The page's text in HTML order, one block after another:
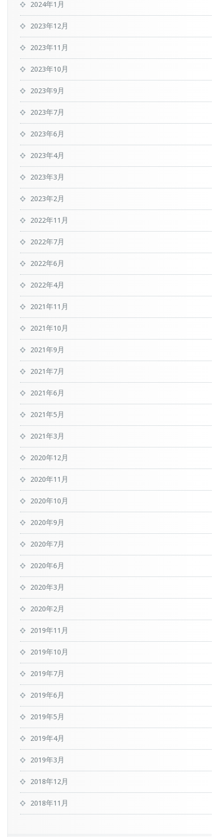
2024年1月
2023年12月
2023年11月
2023年10月
2023年9月
2023年7月
2023年6月
2023年4月
2023年3月
2023年2月
2022年11月
2022年7月
2022年6月
2022年4月
2021年11月
2021年10月
2021年9月
2021年7月
2021年6月
2021年5月
2021年3月
2020年12月
2020年11月
2020年10月
2020年9月
2020年7月
2020年6月
2020年3月
2020年2月
2019年11月
2019年10月
2019年7月
2019年6月
2019年5月
2019年4月
2019年3月
2018年12月
2018年11月